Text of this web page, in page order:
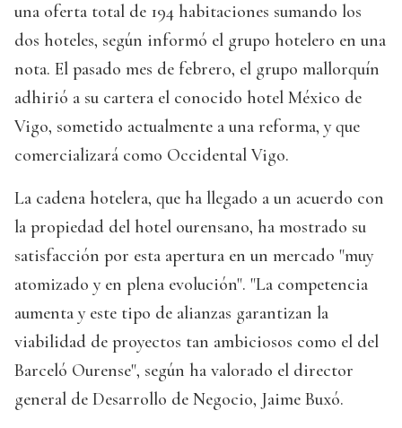
una oferta total de 194 habitaciones sumando los
dos hoteles, según informó el grupo hotelero en una
nota. El pasado mes de febrero, el grupo mallorquín
adhirió a su cartera el conocido hotel México de
Vigo, sometido actualmente a una reforma, y que
comercializará como Occidental Vigo.
La cadena hotelera, que ha llegado a un acuerdo con
la propiedad del hotel ourensano, ha mostrado su
satisfacción por esta apertura en un mercado "muy
atomizado y en plena evolución". "La competencia
aumenta y este tipo de alianzas garantizan la
viabilidad de proyectos tan ambiciosos como el del
Barceló Ourense", según ha valorado el director
general de Desarrollo de Negocio, Jaime Buxó.